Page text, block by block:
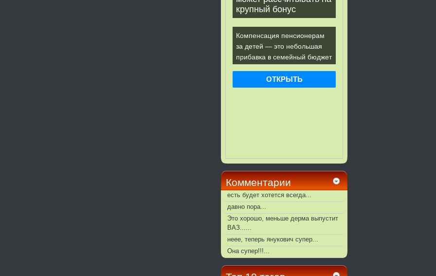
Комментарии
есть будет хотется всегда...
давно пора...
Это хорошо, меньше дерма выпустит
ВАЗ......
неее, теперь янукович супер...
Она супер!!!...